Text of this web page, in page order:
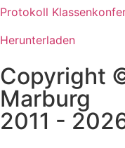
Protokoll
Herunterladen
Copyright
Marburg
2011 -